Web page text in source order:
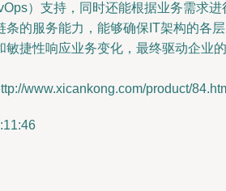
）支持，同时还能根据业务需求进
条的服务能力，能够确保IT架构的各
敏捷性响应业务变化，最终驱动企业的
www.xicankong.com/product/